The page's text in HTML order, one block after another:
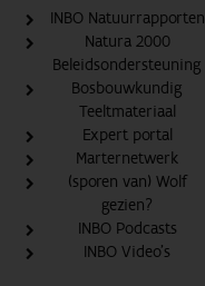
INBO Natuurrapporten
Natura 2000
Beleidsondersteuning
Bosbouwkundig
Teeltmateriaal
Expert portal
Marternetwerk
(sporen van) Wolf
gezien?
INBO Podcasts
INBO Video's